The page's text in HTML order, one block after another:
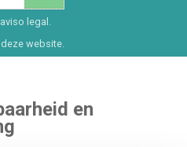
legal.
website.
en